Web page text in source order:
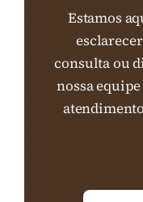
Estamos
consulta ou
nossa